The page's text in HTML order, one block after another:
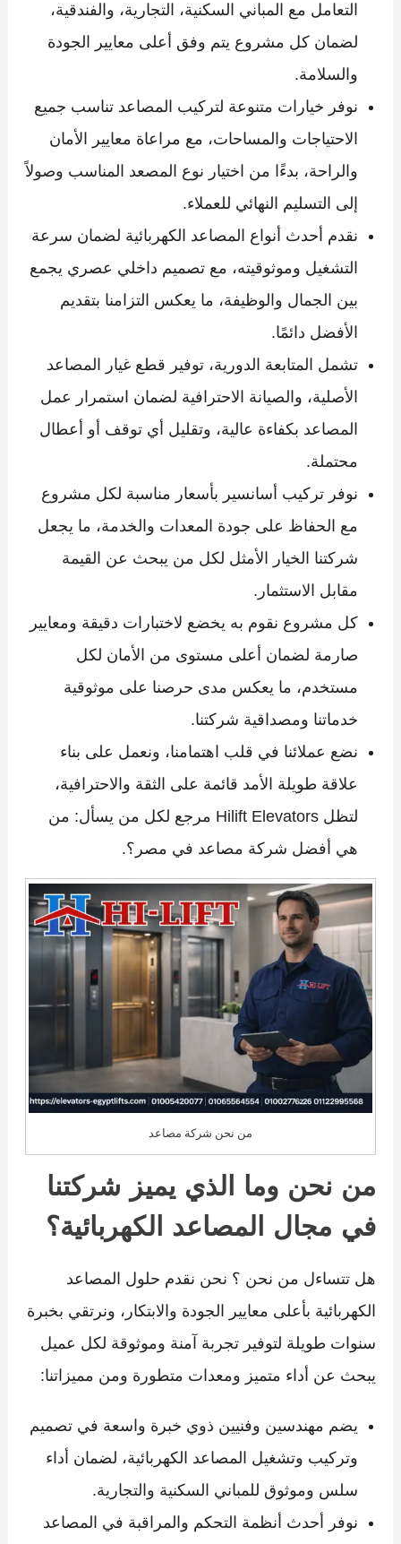
التعامل مع المباني السكنية، التجارية، والفندقية،
لضمان كل مشروع يتم وفق أعلى معايير الجودة
والسلامة.
نوفر خيارات متنوعة لتركيب المصاعد تناسب جميع
الاحتياجات والمساحات، مع مراعاة معايير الأمان
والراحة، بدءًا من اختيار نوع المصعد المناسب وصولاً
إلى التسليم النهائي للعملاء.
نقدم أحدث أنواع المصاعد الكهربائية لضمان سرعة
التشغيل وموثوقيته، مع تصميم داخلي عصري يجمع
بين الجمال والوظيفة، ما يعكس التزامنا بتقديم
الأفضل دائمًا.
تشمل المتابعة الدورية، توفير قطع غيار المصاعد
الأصلية، والصيانة الاحترافية لضمان استمرار عمل
المصاعد بكفاءة عالية، وتقليل أي توقف أو أعطال
محتملة.
نوفر تركيب أسانسير بأسعار مناسبة لكل مشروع
مع الحفاظ على جودة المعدات والخدمة، ما يجعل
شركتنا الخيار الأمثل لكل من يبحث عن القيمة
مقابل الاستثمار.
كل مشروع نقوم به يخضع لاختبارات دقيقة ومعايير
صارمة لضمان أعلى مستوى من الأمان لكل
مستخدم، ما يعكس مدى حرصنا على موثوقية
خدماتنا ومصداقية شركتنا.
نضع عملائنا في قلب اهتمامنا، ونعمل على بناء
علاقة طويلة الأمد قائمة على الثقة والاحترافية،
لتظل Hilift Elevators مرجع لكل من يسأل: من
هي أفضل شركة مصاعد في مصر؟.
من نحن شركة مصاعد
من نحن وما الذي يميز شركتنا
في مجال المصاعد الكهربائية؟
هل تتساءل من نحن ؟ نحن نقدم حلول المصاعد
الكهربائية بأعلى معايير الجودة والابتكار، ونرتقي بخبرة
سنوات طويلة لتوفير تجربة آمنة وموثوقة لكل عميل
يبحث عن أداء متميز ومعدات متطورة ومن مميزاتنا:
يضم مهندسين وفنيين ذوي خبرة واسعة في تصميم
وتركيب وتشغيل المصاعد الكهربائية، لضمان أداء
سلس وموثوق للمباني السكنية والتجارية.
نوفر أحدث أنظمة التحكم والمراقبة في المصاعد